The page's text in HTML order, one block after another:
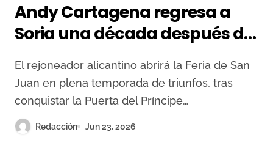
Andy Cartagena regresa a
Soria una década después de
su última Puerta Grande en el
Miércoles de Calderas
El rejoneador alicantino abrirá la Feria de San
Juan en plena temporada de triunfos, tras
conquistar la Puerta del Príncipe…
Redacción Jun 23, 2026